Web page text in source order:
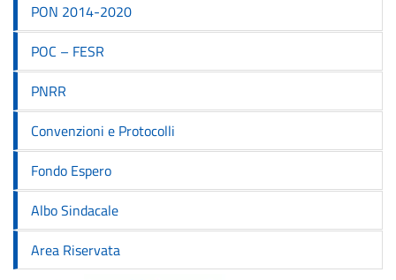
PON 2014-2020
POC – FESR
PNRR
Convenzioni e Protocolli
Fondo Espero
Albo Sindacale
Area Riservata